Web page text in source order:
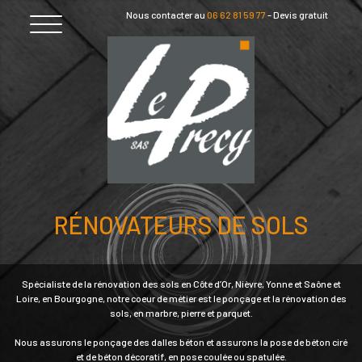
content
Nous contacter au 06 62 81 59 77-Devis gratuit
RÉNOVATEURS DE SOLS
Spécialiste de la rénovation des sols en Côte d’Or, Nièvre, Yonne et Saône et
Loire, en Bourgogne, notre coeur de métier est le ponçage et la rénovation des
sols, en marbre, pierre et parquet.
Nous assurons le ponçage des dalles béton et assurons la pose de béton ciré
et de béton décoratif, en pose coulée ou spatulée.
PIERRE ET MARBRE